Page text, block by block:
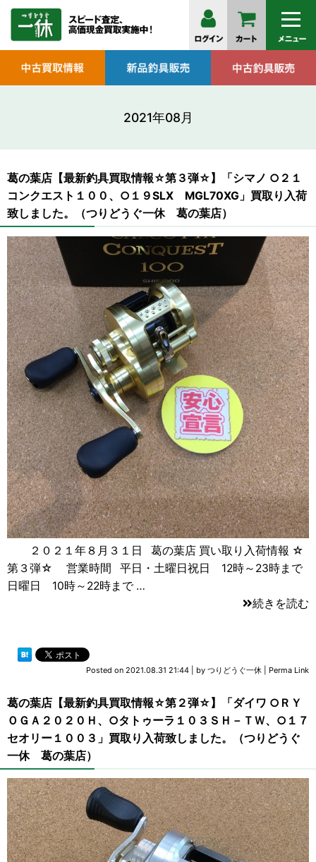
2021年08月
葛の葉店【最新釣具買取情報☆第３弾☆】「シマノ ○２１
コンクエスト１００、○１９SLX MGL70XG」買取り入荷
致しました。（つりどうぐ一休 葛の葉店）
２０２１年８月３１日 葛の葉店 買い取り入荷情報 ☆
第３弾☆ 営業時間 平日・土曜日祝日 12時～23時まで
日曜日 10時～22時まで …
続きを読む
Posted on 2021.08.31 21:44 by つりどうぐ一休 Perma Link
葛の葉店【最新釣具買取情報☆第２弾☆】「ダイワ ○ＲＹ
ＯＧＡ２０２０Ｈ、○タトゥーラ１０３ＳＨ－ＴＷ、○１７
セオリー１００３」買取り入荷致しました。（つりどうぐ
一休 葛の葉店）